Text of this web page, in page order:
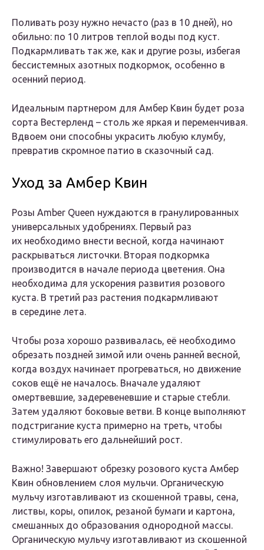
Поливать розу нужно нечасто (раз в 10 дней), но
обильно: по 10 литров теплой воды под куст.
Подкармливать так же, как и другие розы, избегая
бессистемных азотных подкормок, особенно в
осенний период.
Идеальным партнером для Амбер Квин будет роза
сорта Вестерленд – столь же яркая и переменчивая.
Вдвоем они способны украсить любую клумбу,
превратив скромное патио в сказочный сад.
Уход за Амбер Квин
Розы Amber Queen нуждаются в гранулированных
универсальных удобрениях. Первый раз
их необходимо внести весной, когда начинают
раскрываться листочки. Вторая подкормка
производится в начале периода цветения. Она
необходима для ускорения развития розового
куста. В третий раз растения подкармливают
в середине лета.
Чтобы роза хорошо развивалась, её необходимо
обрезать поздней зимой или очень ранней весной,
когда воздух начинает прогреваться, но движение
соков ещё не началось. Вначале удаляют
омертвевшие, задеревеневшие и старые стебли.
Затем удаляют боковые ветви. В конце выполняют
подстригание куста примерно на треть, чтобы
стимулировать его дальнейший рост.
Важно! Завершают обрезку розового куста Амбер
Квин обновлением слоя мульчи. Органическую
мульчу изготавливают из скошенной травы, сена,
листвы, коры, опилок, резаной бумаги и картона,
смешанных до образования однородной массы.
Органическую мульчу изготавливают из скошенной